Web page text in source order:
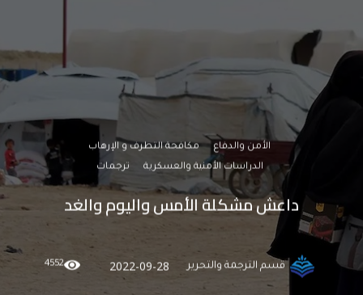
الأمن والدفاع
مكافحة التطرف و الإرهاب
الدراسات الأمنية والعسكرية
ترجمات
داعش مشكلة الأمس واليوم والغد
قسم الترجمة والتحرير 2022-09-28
4552